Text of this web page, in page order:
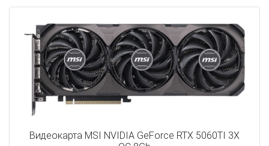
Видеокарта MSI NVIDIA GeForce RTX 5060TI 3X